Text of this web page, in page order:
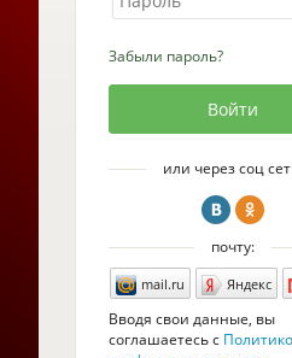
Забыли пароль?
или через соц
почту:
mail.ru Яндекс
Вводя свои данные, вы
соглашаетесь с